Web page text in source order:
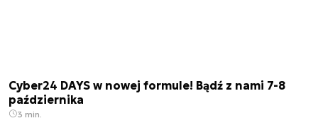
Cyber24 DAYS w nowej formule! Bądź z nami 7-8
października
3 min.